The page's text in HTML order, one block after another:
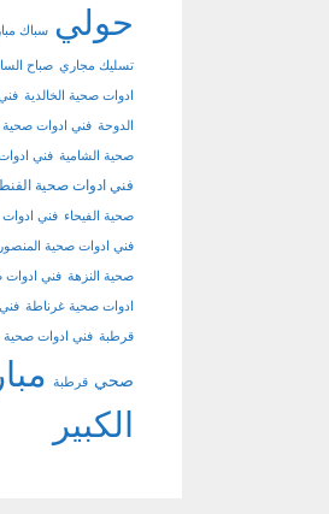
حولي سباك
تسليك مجاري صباح
ادوات صحية الخالدية
الدوحة فني ادوات
صحية الشامية فني
فني ادوات صحية
صحية الفيحاء فني
فني ادوات صحية
صحية النزهة فني ادوات
ادوات صحية غرناطة
قرطبة فني ادوات صحية
صحي قرطبة
الكبير